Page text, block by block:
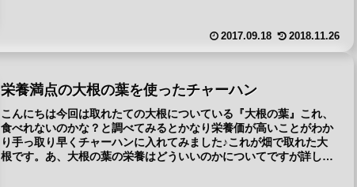
2017.09.18 2018.11.26
栄養満点の大根の葉を使ったチャーハン
こんにちは今回は取れたての大根についている『大根の葉』これ、
食べれないのかな？と調べてみるとかなり栄養価が高いことがわか
り手っ取り早くチャーハンに入れてみました♪これが畑で取れた大
根です。あ、大根の葉の栄養はどういいのかについてですが詳し